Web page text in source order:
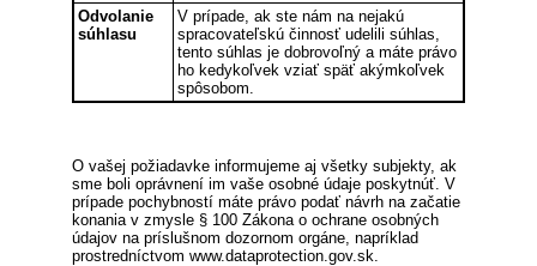
Odvolanie
súhlasu
V prípade, ak ste nám na nejakú
spracovateľskú činnosť udelili súhlas,
tento súhlas je dobrovoľný a máte právo
ho kedykoľvek vziať späť akýmkoľvek
spôsobom.
O vašej požiadavke informujeme aj všetky subjekty, ak
sme boli oprávnení im vaše osobné údaje poskytnúť. V
prípade pochybností máte právo podať návrh na začatie
konania v zmysle § 100 Zákona o ochrane osobných
údajov na príslušnom dozornom orgáne, napríklad
prostredníctvom www.dataprotection.gov.sk.